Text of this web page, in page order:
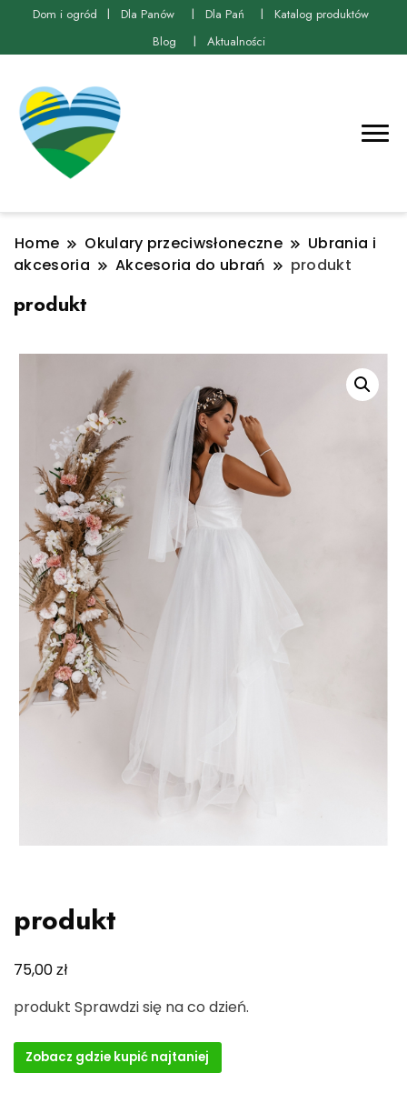
Dom i ogród Dla Panów Dla Pań
Katalog produktów
Blog
Aktualności
Home Okulary przeciwsłoneczne
Ubrania i
akcesoria
Akcesoria do ubrań produkt
produkt
produkt
75,00zł
produkt Sprawdzi się na co dzień.
Zobacz gdzie kupić najtaniej